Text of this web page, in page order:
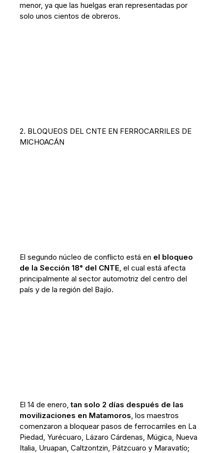
menor, ya que las huelgas eran representadas por
solo unos cientos de obreros.
2. BLOQUEOS DEL CNTE EN FERROCARRILES DE
MICHOACÁN
El segundo núcleo de conflicto está en el bloqueo
de la Sección 18° del CNTE, el cual está afecta
principalmente al sector automotriz del centro del
país y de la región del Bajío.
El 14 de enero, tan solo 2 días después de las
movilizaciones en Matamoros, los maestros
comenzaron a bloquear pasos de ferrocarriles en La
Piedad, Yurécuaro, Lázaro Cárdenas, Múgica, Nueva
Italia, Uruapan, Caltzontzin, Pátzcuaro y Maravatío;